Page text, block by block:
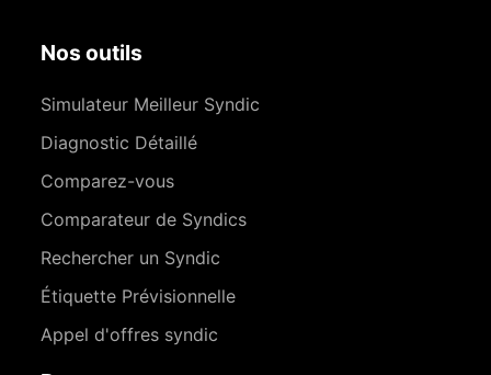
Nos outils
Simulateur Meilleur Syndic
Diagnostic Détaillé
Comparez-vous
Comparateur de Syndics
Rechercher un Syndic
Étiquette Prévisionnelle
Appel d'offres syndic